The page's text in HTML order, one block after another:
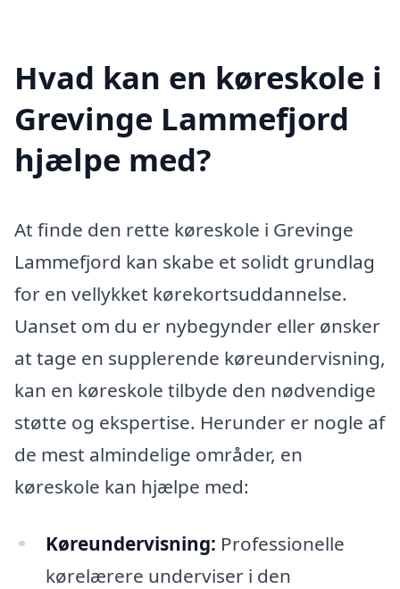
Hvad kan en køreskole i
Grevinge Lammefjord
hjælpe med?
At finde den rette køreskole i Grevinge
Lammefjord kan skabe et solidt grundlag
for en vellykket kørekortsuddannelse.
Uanset om du er nybegynder eller ønsker
at tage en supplerende køreundervisning,
kan en køreskole tilbyde den nødvendige
støtte og ekspertise. Herunder er nogle af
de mest almindelige områder, en
køreskole kan hjælpe med:
Køreundervisning: Professionelle
kørelærere underviser i den